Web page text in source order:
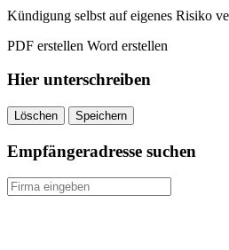
Kündigung selbst auf eigenes Risiko
PDF erstellen Word erstellen
Hier unterschreiben
Löschen Speichern
Empfängeradresse suchen